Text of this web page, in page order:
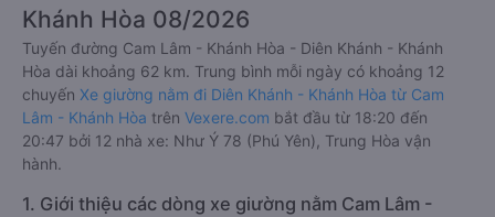
Khánh Hòa 08/2026
Tuyến đường Cam Lâm - Khánh Hòa - Diên Khánh - Khánh
Hòa dài khoảng 62 km. Trung bình mỗi ngày có khoảng 12
chuyến Xe giường nằm đi Diên Khánh - Khánh Hòa từ Cam
Lâm - Khánh Hòa trên Vexere.com bắt đầu từ 18:20 đến
20:47 bởi 12 nhà xe: Như Ý 78 (Phú Yên), Trung Hòa vận
hành.
1. Giới thiệu các dòng xe giường nằm Cam Lâm -